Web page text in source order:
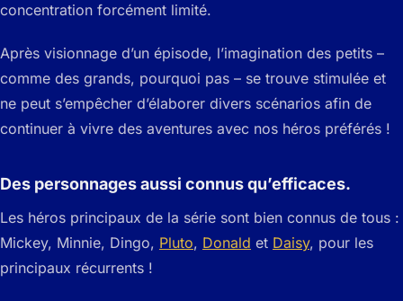
concentration forcément limité.
Après visionnage d’un épisode, l’imagination des petits –
comme des grands, pourquoi pas – se trouve stimulée et
ne peut s’empêcher d’élaborer divers scénarios afin de
continuer à vivre des aventures avec nos héros préférés !
Des personnages aussi connus qu’efficaces.
Les héros principaux de la série sont bien connus de tous :
Mickey, Minnie, Dingo, Pluto, Donald et Daisy, pour les
principaux récurrents !